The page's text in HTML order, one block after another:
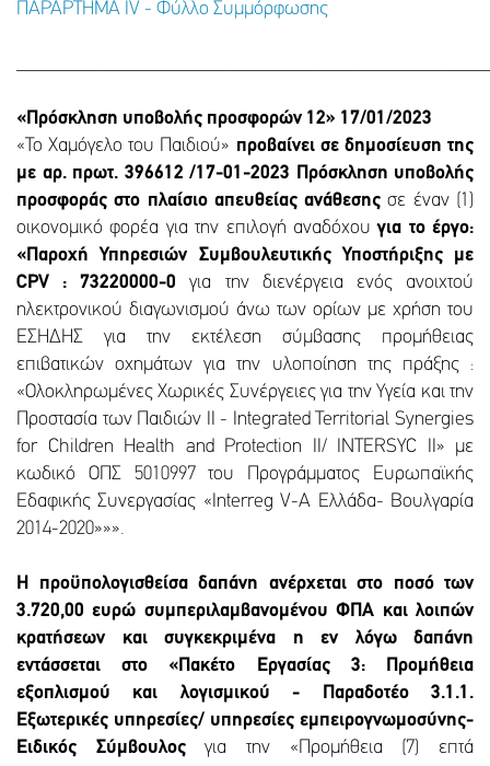
ΠΑΡΑΡΤΗΜΑ IV - Φύλλο Συμμόρφωσης
«Πρόσκληση υποβολής προσφορών 12» 17/01/2023
«Το Χαμόγελο του Παιδιού» προβαίνει σε δημοσίευση της
με αρ. πρωτ. 396612 /17-01-2023 Πρόσκληση υποβολής
προσφοράς στο πλαίσιο απευθείας ανάθεσης σε έναν (1)
οικονομικό φορέα για την επιλογή αναδόχουγια το έργο:
«Παροχή Υπηρεσιών Συμβουλευτικής Υποστήριξης με
CPV : 73220000-0 για την διενέργεια ενός ανοιχτού
ηλεκτρονικού διαγωνισμού άνω των ορίων με χρήση του
ΕΣΗΔΗΣ για την εκτέλεση σύμβασης προμήθειας
επιβατικών οχημάτων για την υλοποίηση της πράξης :
«Ολοκληρωμένες Χωρικές Συνέργειες για την Υγεία και την
Προστασία των Παιδιών II - Integrated Territorial Synergies
for Children Health and Protection II/ INTERSYC II» με
κωδικό ΟΠΣ 5010997 του Προγράμματος Ευρωπαϊκής
Εδαφικής Συνεργασίας «Interreg V-A Ελλάδα- Βουλγαρία
2014-2020»»».
Η προϋπολογισθείσα δαπάνη ανέρχεται στο ποσό των
3.720,00 ευρώ συμπεριλαμβανομένου ΦΠΑ και λοιπών
κρατήσεων και συγκεκριμένα η εν λόγω δαπάνη
εντάσσεται στο «Πακέτο Εργασίας 3: Προμήθεια
εξοπλισμού και λογισμικού - Παραδοτέο 3.1.1.
Εξωτερικές υπηρεσίες/ υπηρεσίες εμπειρογνωμοσύνης-
Ειδικός Σύμβουλοςγια την «Προμήθεια (7) επτά